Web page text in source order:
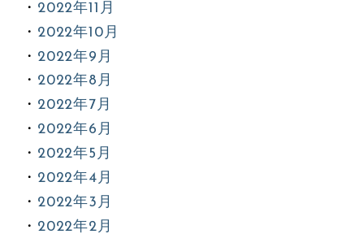
2022年11月
2022年10月
2022年9月
2022年8月
2022年7月
2022年6月
2022年5月
2022年4月
2022年3月
2022年2月